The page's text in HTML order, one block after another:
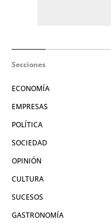
Secciones
ECONOMÍA
EMPRESAS
POLÍTICA
SOCIEDAD
OPINIÓN
CULTURA
SUCESOS
GASTRONOMÍA